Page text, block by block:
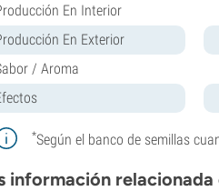
En Interior
En Exterior
/ Aroma
*Según el banco de semillas
información